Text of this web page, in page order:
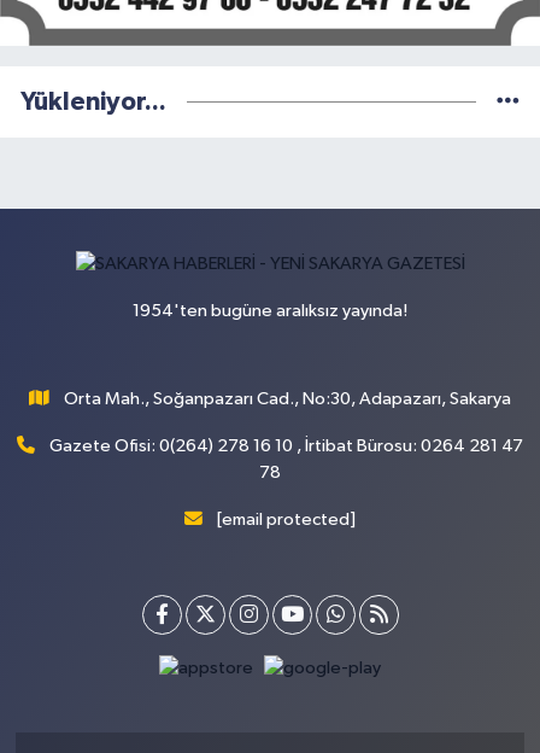
Yükleniyor...
1954'ten bugüne aralıksız yayında!
Orta Mah., Soğanpazarı Cad., No:30, Adapazarı, Sakarya
Gazete Ofisi: 0(264) 278 16 10 , İrtibat Bürosu: 0264 281 47
78
[email protected]